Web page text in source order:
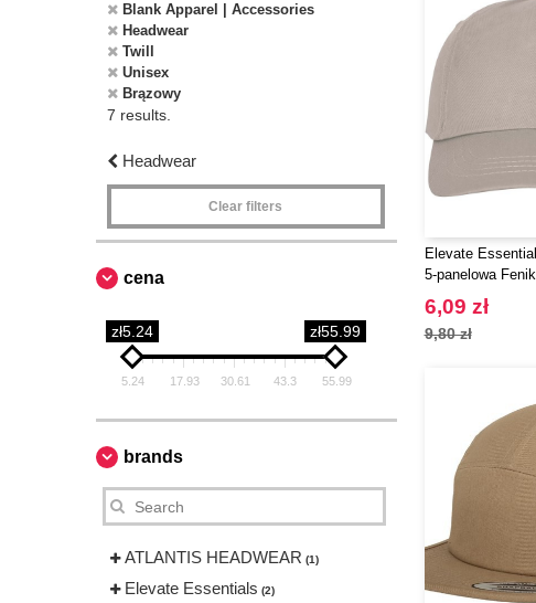
Blank Apparel | Accessories
Headwear
Twill
Unisex
Brązowy
7 results.
Headwear
Clear filters
cena
zł5.24 zł55.99
5.24 17.93 30.61 43.3 55.99
brands
ATLANTIS HEADWEAR (1)
Elevate Essentials (2)
Elevate
5-panelowa
6,09 zł
9,80 zł